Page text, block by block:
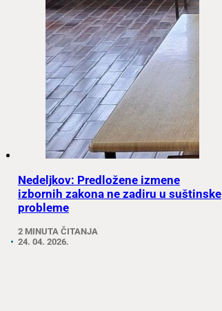
Nedeljkov: Predložene izmene
izbornih zakona ne zadiru u suštinske
probleme
2 MINUTA ČITANJA
24. 04. 2026.